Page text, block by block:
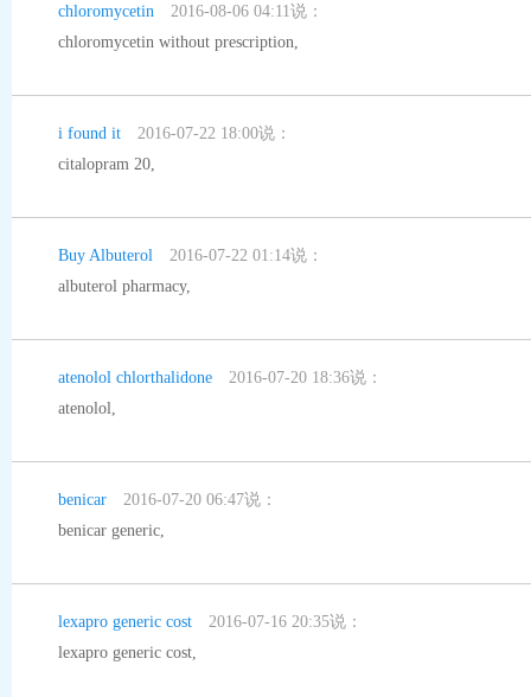
chloromycetin
2016-08-06 04:11说：
chloromycetin without prescription,
i found it
2016-07-22 18:00说：
citalopram 20,
Buy Albuterol
2016-07-22 01:14说：
albuterol pharmacy,
atenolol chlorthalidone
2016-07-20 18:36说：
atenolol,
benicar
2016-07-20 06:47说：
benicar generic,
lexapro generic cost
2016-07-16 20:35说：
lexapro generic cost,